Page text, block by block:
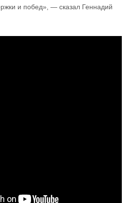
и побед», — сказал Геннадий